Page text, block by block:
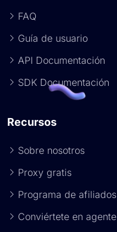
FAQ
Guía de usuario
API Documentación
SDK Documentación
Recursos
Sobre nosotros
Proxy gratis
Programa de afiliados
Conviértete en agente